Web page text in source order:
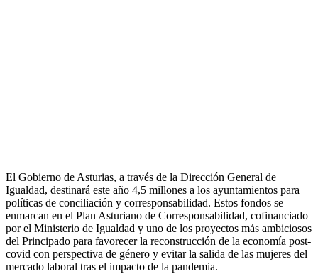
El Gobierno de Asturias, a través de la Dirección General de
Igualdad, destinará este año 4,5 millones a los ayuntamientos para
políticas de conciliación y corresponsabilidad. Estos fondos se
enmarcan en el Plan Asturiano de Corresponsabilidad, cofinanciado
por el Ministerio de Igualdad y uno de los proyectos más ambiciosos
del Principado para favorecer la reconstrucción de la economía post-
covid con perspectiva de género y evitar la salida de las mujeres del
mercado laboral tras el impacto de la pandemia.